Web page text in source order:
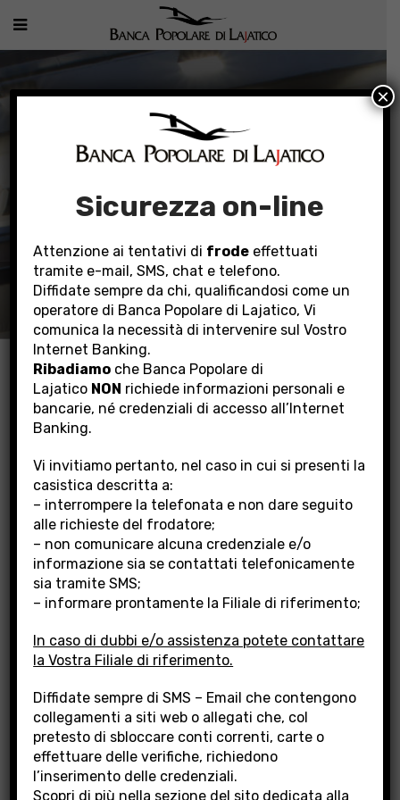
INVESTOR RELATIONS
Home La Banca Investor Relations
INVESTOR RELATIONS
In questa sezione potete visualizzare:
Bilanci e Relazioni finanziarie infrannuali
Comunicati stampa
Dealing.
Di seguito si riporta la documentazione relativa alle azioni
Scheda Prodotto azioni Banca Popolare di Lajatico
(ISIN IT0001345443)
Informativa sulla trattazione delle azioni BPLaj sul
mercato Vorvel
Comunicato stampa Variazione tick delle azioni BPLaj
Sicurezza on-line
Attenzione ai tentativi di frode effettuati
tramite e-mail, SMS, chat e telefono.
Diffidate sempre da chi, qualificandosi come un
operatore di Banca Popolare di Lajatico, Vi
comunica la necessità di intervenire sul Vostro
Internet Banking.
Ribadiamo che Banca Popolare di
Lajatico NON richiede informazioni personali e
bancarie, né credenziali di accesso all’Internet
Banking.
Vi invitiamo pertanto, nel caso in cui si presenti la
casistica descritta a:
– interrompere la telefonata e non dare seguito
alle richieste del frodatore;
– non comunicare alcuna credenziale e/o
informazione sia se contattati telefonicamente
sia tramite SMS;
– informare prontamente la Filiale di riferimento;
In caso di dubbi e/o assistenza potete contattare
la Vostra Filiale di riferimento.
Diffidate sempre di SMS – Email che contengono
collegamenti a siti web o allegati che, col
pretesto di sbloccare conti correnti, carte o
effettuare delle verifiche, richiedono
l’inserimento delle credenziali.
Scopri di più nella sezione del sito dedicata alla
×